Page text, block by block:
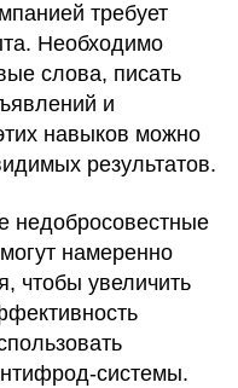
требует
Необходимо
слова, писать
и
навыков можно
результатов.
недобросовестные
намеренно
чтобы увеличить
системы.